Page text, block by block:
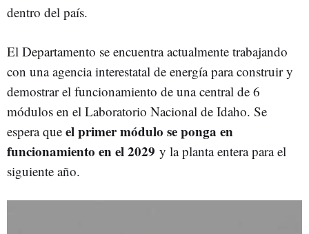
dentro del país.
El Departamento se encuentra actualmente trabajando
con una agencia interestatal de energía para construir y
demostrar el funcionamiento de una central de 6
módulos en el Laboratorio Nacional de Idaho. Se
espera que el primer módulo se ponga en
funcionamiento en el 2029 y la planta entera para el
siguiente año.